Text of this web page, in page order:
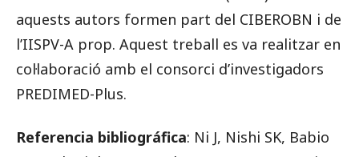
aquests autors formen part del CIBEROBN i de
l’IISPV-A prop. Aquest treball es va realitzar en
col·laboració amb el consorci d’investigadors
PREDIMED-Plus.
Referencia bibliográfica: Ni J, Nishi SK, Babio